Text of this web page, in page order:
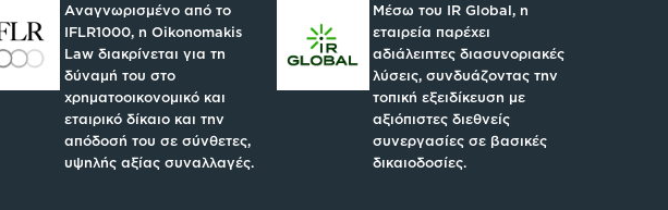
Αναγνωρισμένο από το
IFLR1000, η Oikonomakis
Law διακρίνεται για τη
δύναμή του στο
χρηματοοικονομικό και
εταιρικό δίκαιο και την
απόδοσή του σε σύνθετες,
υψηλής αξίας συναλλαγές.
Μέσω του IR Global, η
εταιρεία παρέχει
αδιάλειπτες διασυνοριακές
λύσεις, συνδυάζοντας την
τοπική εξειδίκευση με
αξιόπιστες διεθνείς
συνεργασίες σε βασικές
δικαιοδοσίες.